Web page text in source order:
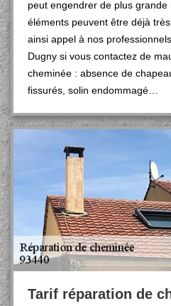
peut engendrer de plus
éléments peuvent être déjà
ainsi appel à nos
Dugny si vous contactez de
cheminée : absence de
fissurés, solin endommagé…
Tarif réparation de